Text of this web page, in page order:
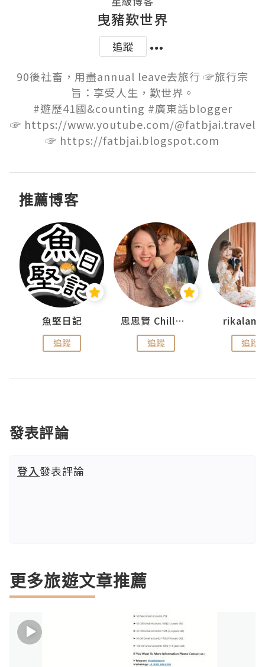
曳豬歎世界
追蹤
90後社畜，用盡annual leave去旅行 ☞旅行宗
旨：享受人生，歎世界。
#遊歷41國&counting #廣東話blogger
☞ https://www.youtube.com/@fatbjai.travel
☞ https://fatbjai.blogspot.com
推薦博客
魚堅日記
追蹤
思思賢 ChillMyBabe
追蹤 追蹤
發表評論
登入發表評論
更多旅遊文章推薦